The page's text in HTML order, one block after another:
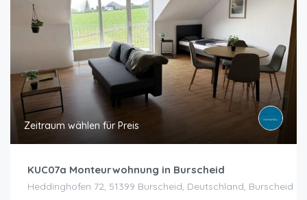
Zeitraum wählen für Preis
KUC07a Monteurwohnung in Burscheid
Heddinghofen 72, 51399 Burscheid, Deutschland, Burscheid